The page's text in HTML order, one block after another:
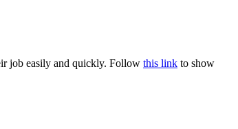
job easily and quickly. Follow this link to show